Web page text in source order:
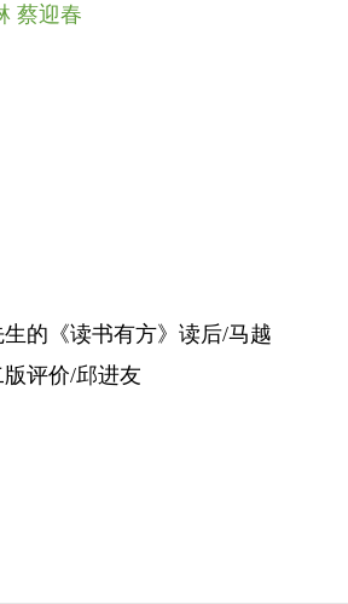
蔡迎春
的《读书有方》读后/马越
评价/邱进友